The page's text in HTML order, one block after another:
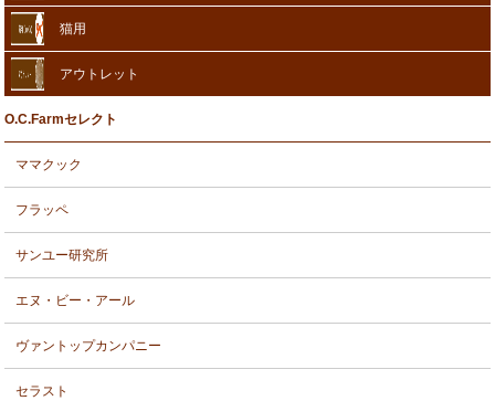
猫用
アウトレット
O.C.Farmセレクト
ママクック
フラッペ
サンユー研究所
エヌ・ビー・アール
ヴァントップカンパニー
セラスト